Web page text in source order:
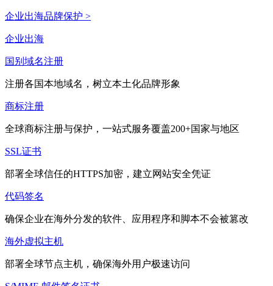
企业出海品牌保护 >
企业出海
国别域名注册
注册各国本地域名，树立本土化品牌形象
商标注册
全球商标注册与保护，一站式服务覆盖200+国家与地区
SSL证书
部署全球信任的HTTPS加密，建立网站安全凭证
代码签名
确保企业在海外分发的软件、应用程序和脚本不会被篡改
海外虚拟主机
部署全球节点主机，确保海外用户极速访问